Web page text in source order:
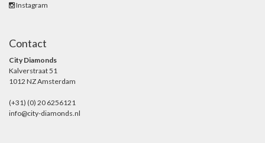
Instagram
Contact
City Diamonds
Kalverstraat 51
1012 NZ Amsterdam
(+31) (0) 20 6256121
info@city-diamonds.nl